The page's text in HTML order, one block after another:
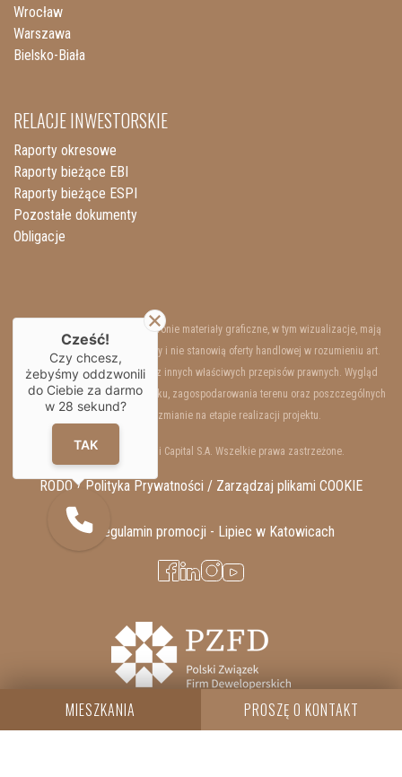
Wrocław
Warszawa
Bielsko-Biała
RELACJE INWESTORSKIE
Raporty okresowe
Raporty bieżące EBI
Raporty bieżące ESPI
Pozostałe dokumenty
Obligacje
Przedstawione na niniejszej stronie materiały graficzne, w tym wizualizacje, mają
charakter wyłącznie poglądowy i nie stanowią oferty handlowej w rozumieniu art.
66 §1 Kodeksu Cywilnego oraz innych właściwych przepisów prawnych. Wygląd
wewnętrzny i zewnętrzny budynku, zagospodarowania terenu oraz poszczególnych
lokali mogą ulec zmianie na etapie realizacji projektu.
Copyrights © 2025 Resi Capital S.A. Wszelkie prawa zastrzeżone.
RODO / Polityka Prywatności / Zarządzaj plikami COOKIE
Regulamin promocji - Lipiec w Katowicach
MIESZKANIA PROSZĘ O KONTAKT
Cześć!
Czy chcesz,
żebyśmy oddzwonili
do Ciebie za darmo
w 28 sekund?
TAK